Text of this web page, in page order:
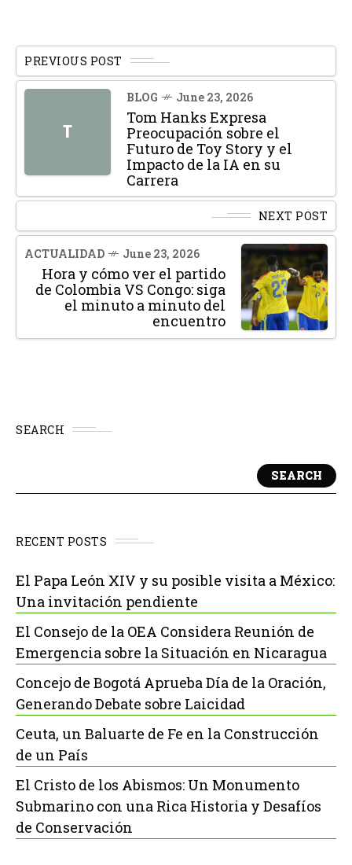
PREVIOUS POST
T
BLOG June 23, 2026
Tom Hanks Expresa
Preocupación sobre el
Futuro de Toy Story y el
Impacto de la IA en su
Carrera
NEXT POST
ACTUALIDAD June 23, 2026
Hora y cómo ver el partido
de Colombia VS Congo: siga
el minuto a minuto del
encuentro
SEARCH
SEARCH
RECENT POSTS
El Papa León XIV y su posible visita a México:
Una invitación pendiente
El Consejo de la OEA Considera Reunión de
Emergencia sobre la Situación en Nicaragua
Concejo de Bogotá Aprueba Día de la Oración,
Generando Debate sobre Laicidad
Ceuta, un Baluarte de Fe en la Construcción
de un País
El Cristo de los Abismos: Un Monumento
Submarino con una Rica Historia y Desafíos
de Conservación